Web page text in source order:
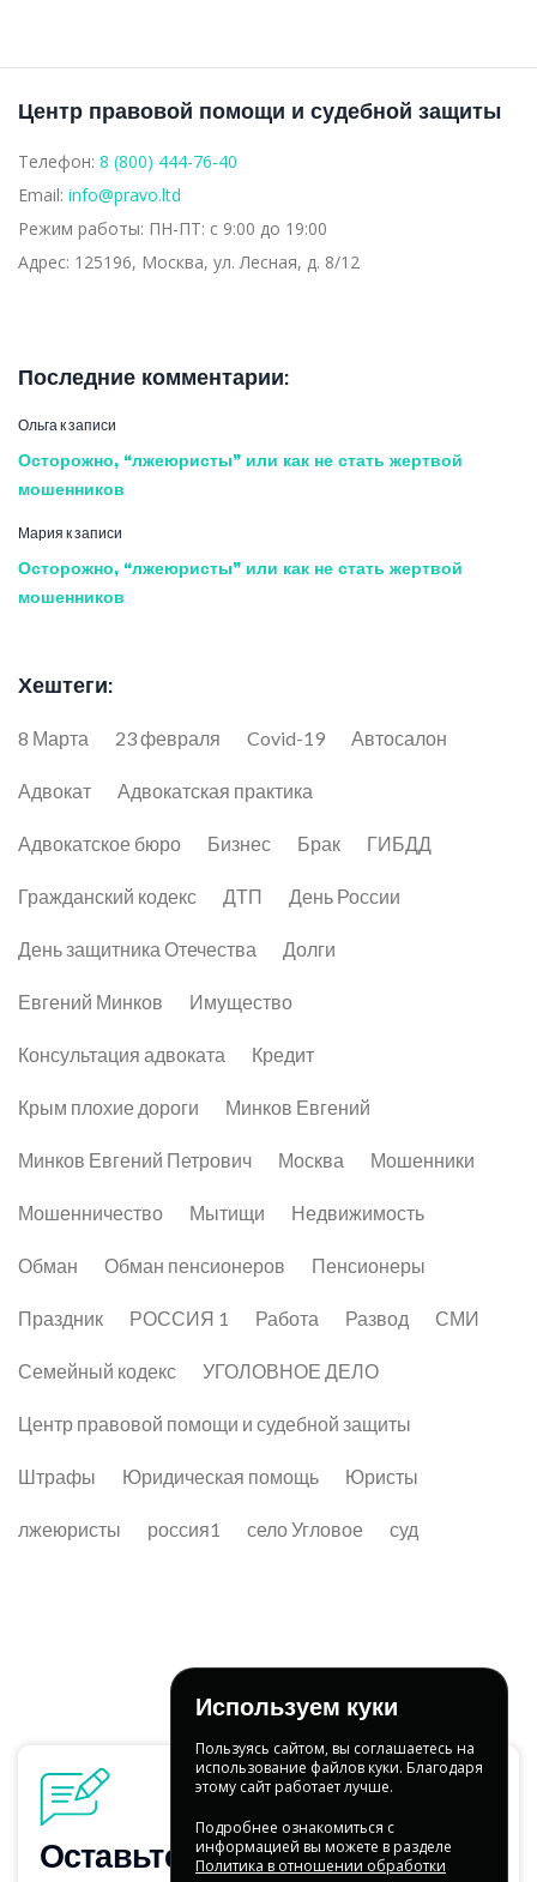
Центр правовой помощи и судебной защиты
Телефон: 8 (800) 444-76-40
Email: info@pravo.ltd
Режим работы: ПН-ПТ: с 9:00 до 19:00
Адрес: 125196, Москва, ул. Лесная, д. 8/12
Последние комментарии:
Ольгак записи
Осторожно, “лжеюристы” или как не стать жертвой
мошенников
Мария к записи
Осторожно, “лжеюристы” или как не стать жертвой
мошенников
Хештеги:
8 Марта 23 февраля Covid-19 Автосалон
Адвокат Адвокатская практика
Адвокатское бюро Бизнес Брак ГИБДД
Гражданский кодекс ДТП День России
День защитника Отечества Долги
Евгений Минков Имущество
Консультация адвоката Кредит
Крым плохие дороги Минков Евгений
Минков Евгений Петрович Москва Мошенники
Мошенничество Мытищи Недвижимость
Обман Обман пенсионеров Пенсионеры
Праздник РОССИЯ 1 Работа Развод СМИ
Семейный кодекс УГОЛОВНОЕ ДЕЛО
Центр правовой помощи и судебной защиты
Штрафы Юридическая помощь Юристы
лжеюристы россия1 село Угловое суд
Используем куки
Пользуясь сайтом, вы соглашаетесь на
использование файлов куки. Благодаря
этому сайт работает лучше.
Подробнее ознакомиться с
информацией вы можете в разделе
Политика в отношении обработки